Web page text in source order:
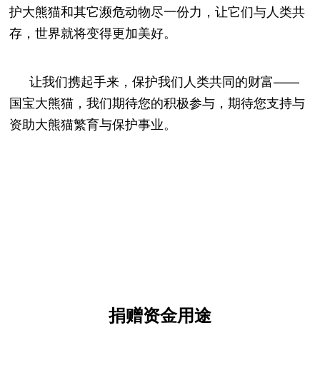
护大熊猫和其它濒危动物尽一份力，让它们与人类共
存，世界就将变得更加美好。
让我们携起手来，保护我们人类共同的财富——
国宝大熊猫，我们期待您的积极参与，期待您支持与
资助大熊猫繁育与保护事业。
捐赠资金用途